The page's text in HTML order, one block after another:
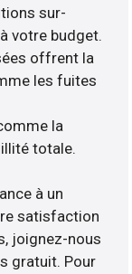
sur-
votre budget.
offrent la
les fuites
la
totale.
à un
satisfaction
joignez-nous
gratuit. Pour